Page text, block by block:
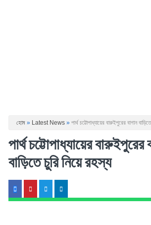
হোম » Latest News » পার্থ চট্টোপাধ্যায়ের বারুইপুরের বাগান
পার্থ চট্টোপাধ্যায়ের বারুইপুরের
বাড়িতে চুরি নিয়ে রহস্য